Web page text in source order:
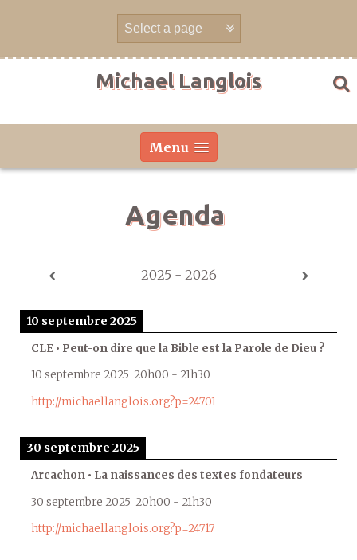
Michael Langlois
Menu
Agenda
2025 - 2026
10 septembre 2025
CLE • Peut-on dire que la Bible est la Parole de Dieu ?
10 septembre 2025 20h00 - 21h30
http://michaellanglois.org?p=24701
30 septembre 2025
Arcachon • La naissances des textes fondateurs
30 septembre 2025 20h00 - 21h30
http://michaellanglois.org?p=24717